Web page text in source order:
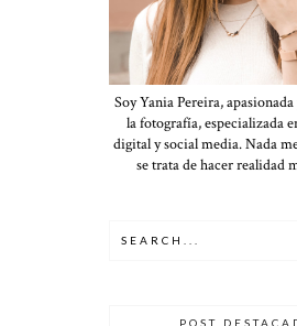
Soy Yania Pereira,
la fotografía, especializada
digital y social media. Nada
se trata de hacer realidad
POST